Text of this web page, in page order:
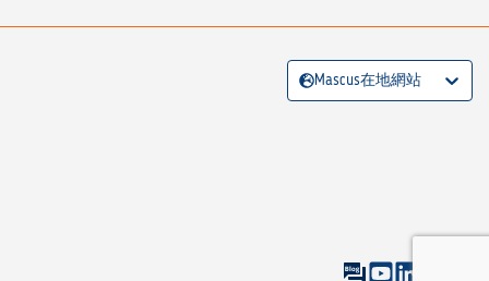
Mascus在地網站